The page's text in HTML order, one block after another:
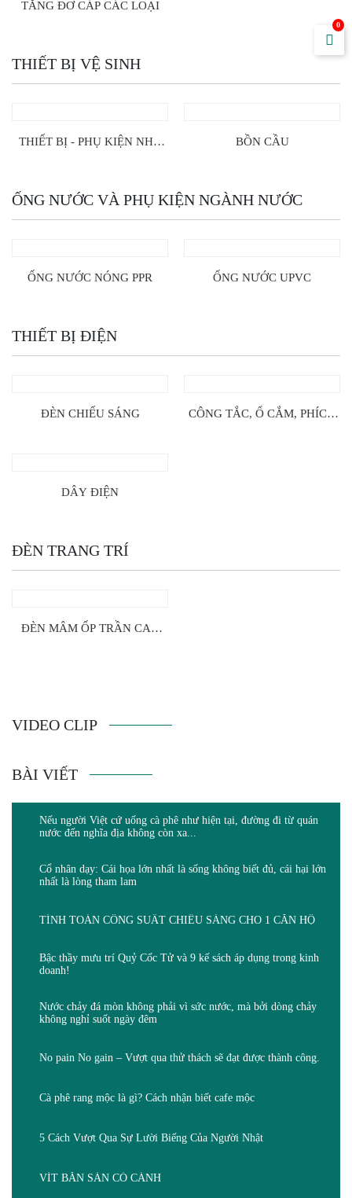
TĂNG ĐƠ CÁP CÁC LOẠI
THIẾT BỊ VỆ SINH
THIẾT BỊ - PHỤ KIỆN NHÀ
BỒN CẦU
ỐNG NƯỚC VÀ PHỤ KIỆN NGÀNH NƯỚC
ỐNG NƯỚC NÓNG PPR ỐNG NƯỚC UPVC
THIẾT BỊ ĐIỆN
ĐÈN CHIẾU SÁNG
CÔNG TẮC, Ổ CẮM, PHÍCH
DÂY ĐIỆN
ĐÈN TRANG TRÍ
ĐÈN MÂM ỐP TRẦN CAO
VIDEO CLIP
BÀI VIẾT
Nếu người Việt cứ uống cà phê như hiện tại, đường đi từ quán
nước đến nghĩa địa không còn xa...
Cổ nhân dạy: Cái họa lớn nhất là sống không biết đủ, cái hại lớn
nhất là lòng tham lam
TÍNH TOÁN CÔNG SUẤT CHIẾU SÁNG CHO 1 CĂN HỘ
Bậc thầy mưu trí Quỷ Cốc Tử và 9 kế sách áp dụng trong kinh
doanh!
Nước chảy đá mòn không phải vì sức nước, mà bởi dòng chảy
không nghỉ suốt ngày đêm
No pain No gain – Vượt qua thử thách sẽ đạt được thành công.
Cà phê rang mộc là gì? Cách nhận biết cafe mộc
5 Cách Vượt Qua Sự Lười Biếng Của Người Nhật
VÍT BẮN SÀN CÓ CÁNH
0